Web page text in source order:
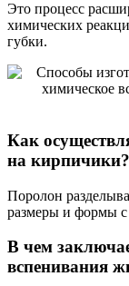
Это процесс
химических
губки.
Как
на кирпичики?
Поролон
размеры и формы
В чем
вспенивания